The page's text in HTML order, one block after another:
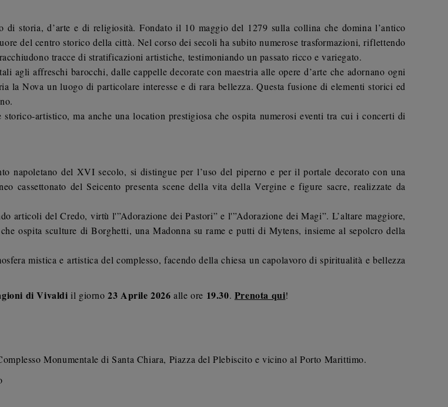
di storia, d’arte e di religiosità. Fondato il 10 maggio del 1279 sulla collina che domina l’antico
del centro storico della città. Nel corso dei secoli ha subito numerose trasformazioni, riflettendo
tracce di stratificazioni artistiche, testimoniando un passato ricco e variegato.
agli affreschi barocchi, dalle cappelle decorate con maestria alle opere d’arte che adornano ogni
la Nova un luogo di particolare interesse e di rara bellezza. Questa fusione di elementi storici ed
artistico, ma anche una location prestigiosa che ospita numerosi eventi tra cui i concerti di
napoletano del XVI secolo, si distingue per l’uso del piperno e per il portale decorato con una
cassettonato del Seicento presenta scene della vita della Vergine e figure sacre, realizzate da
articoli del Credo, virtù l'”Adorazione dei Pastori” e l'”Adorazione dei Magi”. L’altare maggiore,
ospita sculture di Borghetti, una Madonna su rame e putti di Mytens, insieme al sepolcro della
mistica e artistica del complesso, facendo della chiesa un capolavoro di spiritualità e bellezza
di Vivaldi il giorno 23 Aprile 2026 alle ore 19.30. Prenota qui!
Monumentale di Santa Chiara, Piazza del Plebiscito e vicino al Porto Marittimo.